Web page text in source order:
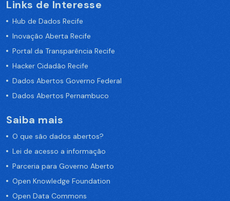
Links de Interesse
Hub de Dados Recife
Inovação Aberta Recife
Portal da Transparência Recife
Hacker Cidadão Recife
Dados Abertos Governo Federal
Dados Abertos Pernambuco
Saiba mais
O que são dados abertos?
Lei de acesso a informação
Parceria para Governo Aberto
Open Knowledge Foundation
Open Data Commons